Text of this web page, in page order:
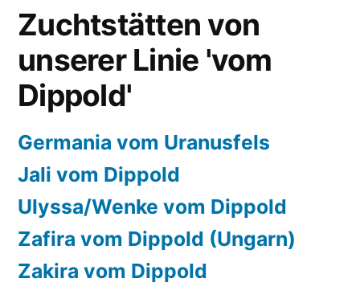
Zuchtstätten von
unserer Linie 'vom
Dippold'
Germania vom Uranusfels
Jali vom Dippold
Ulyssa/Wenke vom Dippold
Zafira vom Dippold (Ungarn)
Zakira vom Dippold